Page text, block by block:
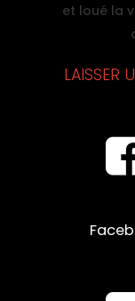
et loué la